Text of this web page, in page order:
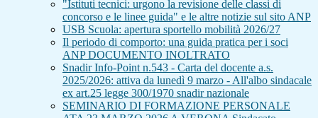
"Istituti tecnici: urgono la revisione delle classi di
concorso e le linee guida" e le altre notizie sul sito ANP
USB Scuola: apertura sportello mobilità 2026/27
Il periodo di comporto: una guida pratica per i soci
ANP DOCUMENTO INOLTRATO
Snadir Info-Point n.543 - Carta del docente a.s.
2025/2026: attiva da lunedì 9 marzo - All'albo sindacale
ex art.25 legge 300/1970 snadir nazionale
SEMINARIO DI FORMAZIONE PERSONALE